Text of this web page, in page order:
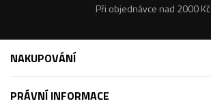
Při objednávce nad 2000 Kč
NAKUPOVÁNÍ
PRÁVNÍ INFORMACE